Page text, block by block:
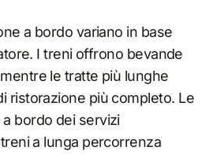
a bordo variano in base
I treni offrono bevande
le tratte più lunghe
ristorazione più completo. Le
bordo dei servizi
a lunga percorrenza